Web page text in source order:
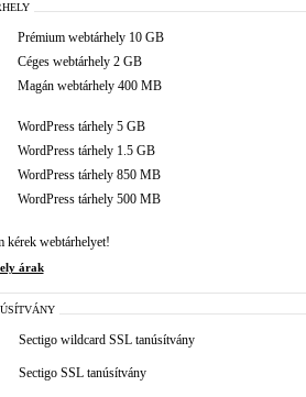
Prémium webtárhely 10 GB
Céges webtárhely 2 GB
Magán webtárhely 400 MB
WordPress tárhely 5 GB
WordPress tárhely 1.5 GB
WordPress tárhely 850 MB
WordPress tárhely 500 MB
kérek webtárhelyet!
árak
Sectigo wildcard SSL tanúsítvány
Sectigo SSL tanúsítvány